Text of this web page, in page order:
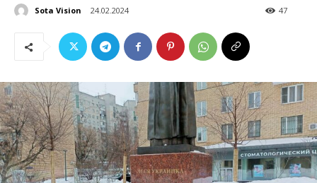
Sota Vision 24.02.2024 47